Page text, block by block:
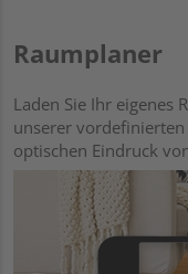
Raumplaner
Laden Sie Ihr eigenes
unserer vordefinierten
optischen Eindruck